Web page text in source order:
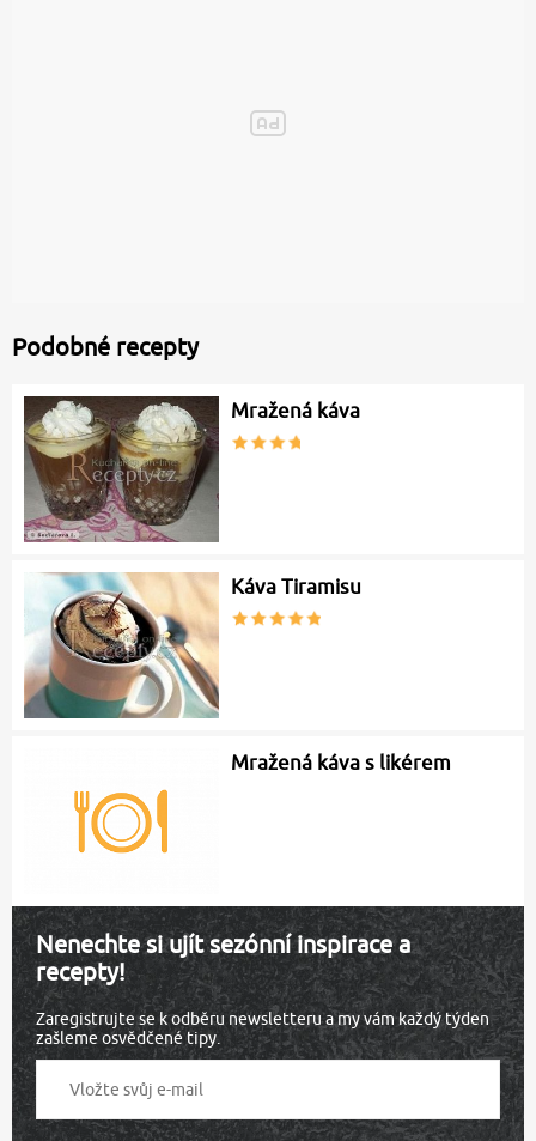
Podobné recepty
Mražená káva
Káva Tiramisu
Mražená káva s likérem
Nenechte si ujít sezónní inspirace a
recepty!
Zaregistrujte se k odběru newsletteru a my vám každý týden
zašleme osvědčené tipy.